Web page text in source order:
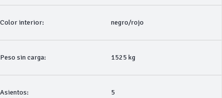
Color interior: negro/rojo
Peso sin carga: 1525 kg
Asientos: 5